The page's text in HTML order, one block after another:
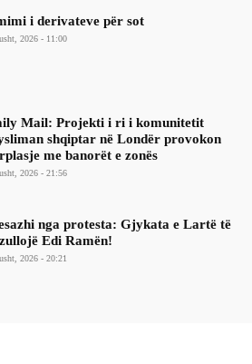
i derivateve për sot
2026 - 11:00
Mail: Projekti i ri i komunitetit
shqiptar në Londër provokon
me banorët e zonës
2026 - 21:56
nga protesta: Gjykata e Lartë të
Edi Ramën!
2026 - 20:21